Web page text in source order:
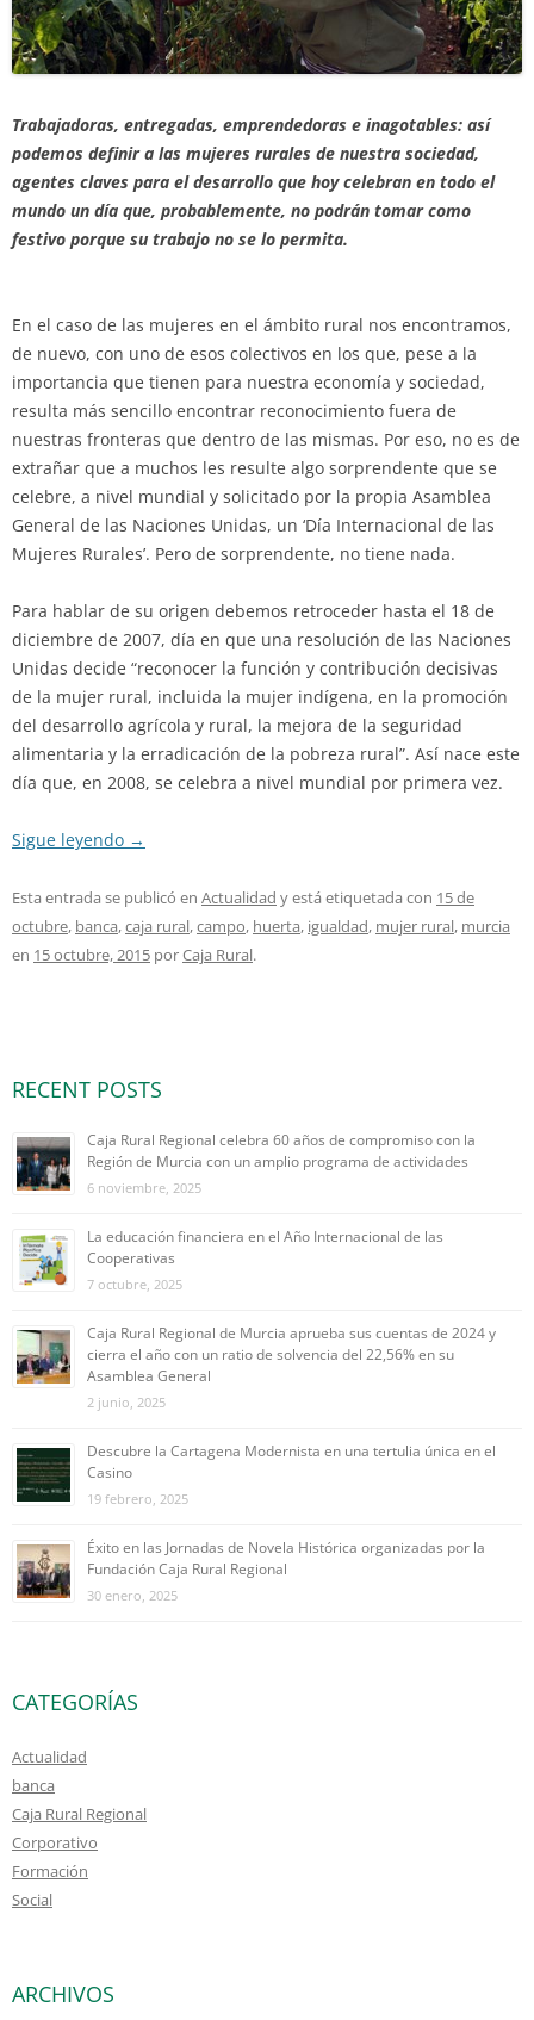
Trabajadoras, entregadas, emprendedoras e inagotables: así
podemos definir a las mujeres rurales de nuestra sociedad,
agentes claves para el desarrollo que hoy celebran en todo el
mundo un día que, probablemente, no podrán tomar como
festivo porque su trabajo no se lo permita.
En el caso de las mujeres en el ámbito rural nos encontramos,
de nuevo, con uno de esos colectivos en los que, pese a la
importancia que tienen para nuestra economía y sociedad,
resulta más sencillo encontrar reconocimiento fuera de
nuestras fronteras que dentro de las mismas. Por eso, no es de
extrañar que a muchos les resulte algo sorprendente que se
celebre, a nivel mundial y solicitado por la propia Asamblea
General de las Naciones Unidas, un ‘Día Internacional de las
Mujeres Rurales’. Pero de sorprendente, no tiene nada.
Para hablar de su origen debemos retroceder hasta el 18 de
diciembre de 2007, día en que una resolución de las Naciones
Unidas decide “reconocer la función y contribución decisivas
de la mujer rural, incluida la mujer indígena, en la promoción
del desarrollo agrícola y rural, la mejora de la seguridad
alimentaria y la erradicación de la pobreza rural”. Así nace este
día que, en 2008, se celebra a nivel mundial por primera vez.
Sigue leyendo →
Esta entrada se publicó en Actualidad y está etiquetada con 15 de
octubre, banca,caja rural,campo, huerta, igualdad, mujer rural, murcia
en 15 octubre, 2015 porCaja Rural.
RECENT POSTS
Caja Rural Regional celebra 60 años de compromiso con la
Región de Murcia con un amplio programa de actividades
6 noviembre, 2025
La educación financiera en el Año Internacional de las
Cooperativas
7 octubre, 2025
Caja Rural Regional de Murcia aprueba sus cuentas de 2024 y
cierra el año con un ratio de solvencia del 22,56% en su
Asamblea General
2 junio, 2025
Descubre la Cartagena Modernista en una tertulia única en el
Casino
19 febrero, 2025
Éxito en las Jornadas de Novela Histórica organizadas por la
Fundación Caja Rural Regional
30 enero, 2025
CATEGORÍAS
Actualidad
banca
Caja Rural Regional
Corporativo
Formación
Social
ARCHIVOS